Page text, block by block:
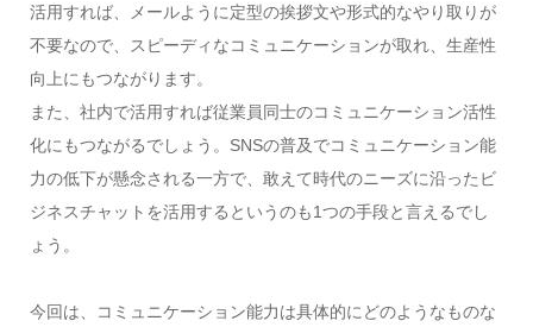
活用すれば、メールように定型の挨拶文や形式的なやり取りが
不要なので、スピーディなコミュニケーションが取れ、生産性
向上にもつながります。
また、社内で活用すれば従業員同士のコミュニケーション活性
化にもつながるでしょう。SNSの普及でコミュニケーション能
力の低下が懸念される一方で、敢えて時代のニーズに沿ったビ
ジネスチャットを活用するというのも1つの手段と言えるでし
ょう。
今回は、コミュニケーション能力は具体的にどのようなものな